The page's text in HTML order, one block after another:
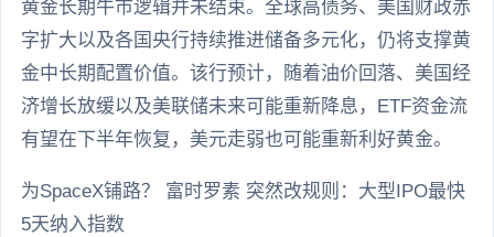
黄金长期牛市逻辑并未结束。全球高债务、美国财政赤
字扩大以及各国央行持续推进储备多元化，仍将支撑黄
金中长期配置价值。该行预计，随着油价回落、美国经
济增长放缓以及美联储未来可能重新降息，ETF资金流
有望在下半年恢复，美元走弱也可能重新利好黄金。
为SpaceX铺路？ 富时罗素 突然改规则：大型IPO最快
5天纳入指数